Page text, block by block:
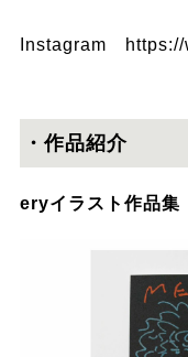
Instagram
・作品紹介
eryイラスト作品集